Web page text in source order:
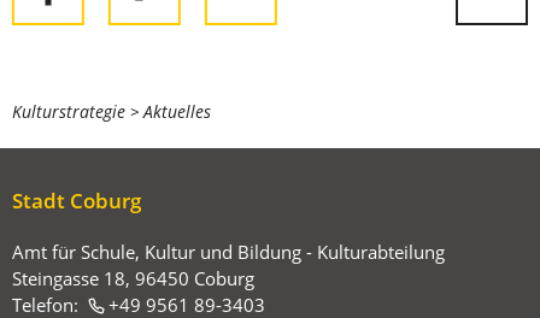
gewünschten
springen.
Sie
befinden
sich
Kulturstrategie Aktuelles
Stadt Coburg
Amt für Schule, Kultur und Bildung - Kulturabteilung
Steingasse 18, 96450 Coburg
Telefon:
+49 9561 89-3403